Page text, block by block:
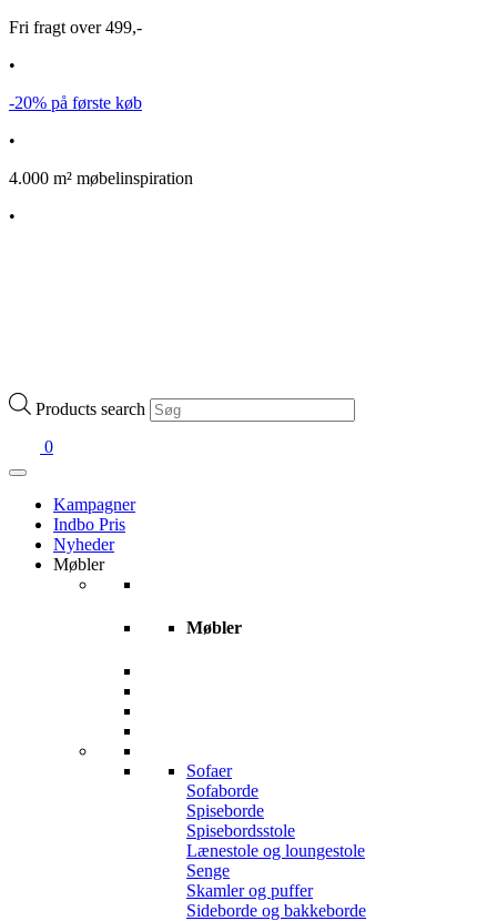
Fri fragt over 499,-
•
-20% på første køb
•
4.000 m² møbelinspiration
•
Products search
0
Kampagner
Indbo Pris
Nyheder
Møbler
Møbler
Sofaer
Sofaborde
Spiseborde
Spisebordsstole
Lænestole og loungestole
Senge
Skamler og puffer
Sideborde og bakkeborde